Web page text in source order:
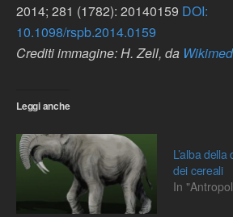
2014; 281 (1782): 20140159 DOI:
10.1098/rspb.2014.0159
Crediti immagine: H. Zell, da
Leggi anche
L’alba
dei cereali
In